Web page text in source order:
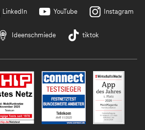
LinkedIn YouTube Instagram
Ideenschmiede tiktok